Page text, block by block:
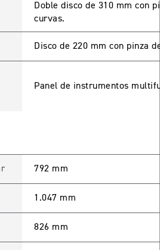
RX
MOTO2
1200 RS
Doble disco de 310 mm con
curvas.
Disco de 220 mm con pinza
Panel de instrumentos
792 mm
1.047 mm
826 mm